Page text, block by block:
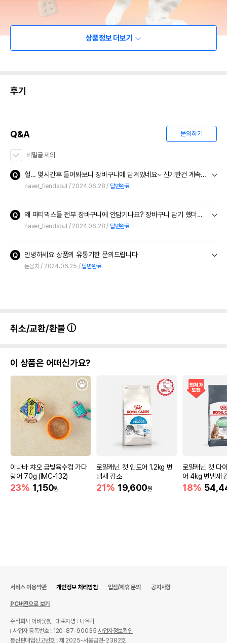
상품정보 더보기
후기
Q&A 문의하기
비밀글 제외
헐… 몇시간후 들어봐보니 장바구니에 담겨있네요~ 신기한건 계속 안담겨서 장바구니담기 서너번 계속해서 시도했는데 한개씩만 잘 담겨있네요~ 시스템이 불안정하네요…ㅠㅠ
naver_fiendsoul 2024.06.28 답변완료
왜 파티믹스들 전부 장바구니에 안담기나요? 장바구니 담기 했더니 장바구니에 담았다고 토스트가 뜨는데 장바구니 가면 안담겨있어요~ 그전에 장바구니에 담은 츄르들은 잘 담겼는데요.
naver_fiendsoul 2024.06.28 답변완료
안녕하세요 상품의 유통기한 문의드립니다
눈뭉치 2024.06.25 답변완료
취소/교환/환불
이 상품은 어떠신가요?
이나바 챠오 금빛육수컵 가다
랑어 70g (IMC-132)
23% 1,150원
로얄캐닌 캣 인도어 1.2kg 변
냄새 감소
21% 19,600원
로얄캐닌 캣 다
어 4kg 변냄새
18%
서비스 이용약관 개인정보 처리방침 입점/제휴 문의 공지사항
PC버전으로 보기
주식회사 어바웃펫
대표자명 : 나옥귀
사업자 등록번호 : 120-87-90035사업자정보확인
통신판매업신고번호 : 제 2025-서울금천-2382호